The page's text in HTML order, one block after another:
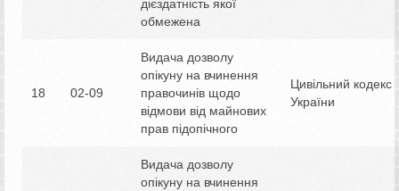
дієздатність якої
обмежена
18 02-09
Видача дозволу
опікуну на вчинення
правочинів щодо
відмови від майнових
прав підопічного
Цивільний кодекс
України
Видача дозволу
опікуну на вчинення